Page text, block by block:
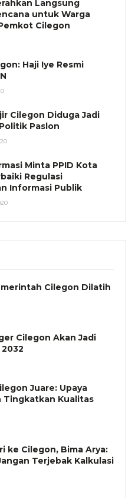
Langsung
untuk Warga
Cilegon
Haji Iye Resmi
Cilegon Diduga Jadi
Paslon
Minta PPID Kota
Regulasi
Informasi Publik
Cilegon Dilatih
Cilegon Akan Jadi
Juare: Upaya
Tingkatkan Kualitas
ke Cilegon, Bima Arya:
Terjebak Kalkulasi